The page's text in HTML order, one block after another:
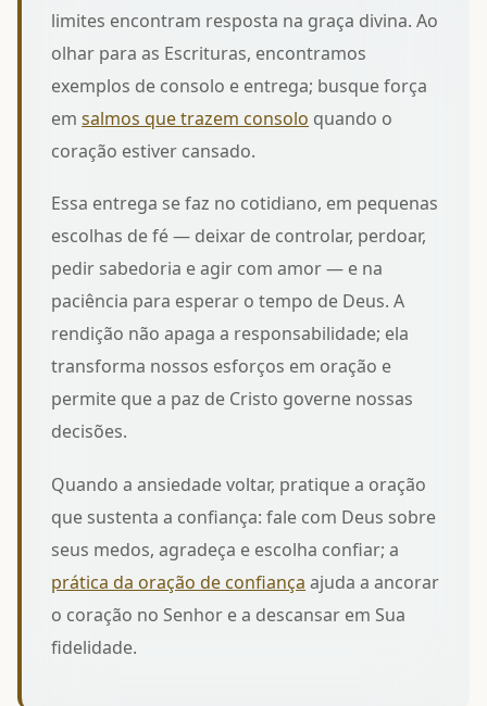
limites encontram resposta na graça divina. Ao
olhar para as Escrituras, encontramos
exemplos de consolo e entrega; busque força
emsalmos que trazem consolo quando o
coração estiver cansado.
Essa entrega se faz no cotidiano, em pequenas
escolhas de fé — deixar de controlar, perdoar,
pedir sabedoria e agir com amor — e na
paciência para esperar o tempo de Deus. A
rendição não apaga a responsabilidade; ela
transforma nossos esforços em oração e
permite que a paz de Cristo governe nossas
decisões.
Quando a ansiedade voltar, pratique a oração
que sustenta a confiança: fale com Deus sobre
seus medos, agradeça e escolha confiar; a
prática da oração de confiança ajuda a ancorar
o coração no Senhor e a descansar em Sua
fidelidade.